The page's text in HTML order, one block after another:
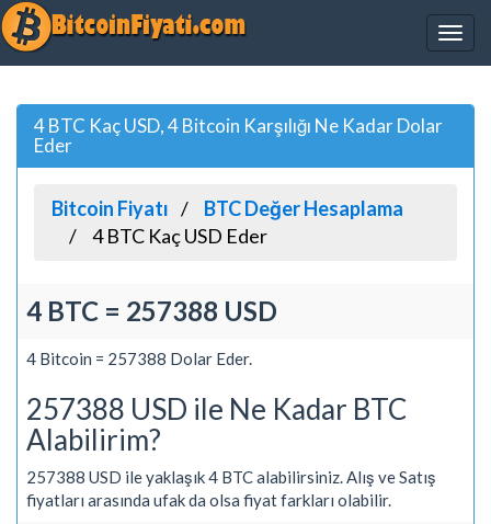
4 BTC Kaç USD, 4 Bitcoin Karşılığı Ne Kadar Dolar
Eder
Bitcoin Fiyatı
BTC Değer Hesaplama
4 BTC Kaç USD Eder
4 BTC = 257388 USD
4 Bitcoin = 257388 Dolar Eder.
257388 USD ile Ne Kadar BTC
Alabilirim?
257388 USD ile yaklaşık 4 BTC alabilirsiniz. Alış ve Satış
fiyatları arasında ufak da olsa fiyat farkları olabilir.